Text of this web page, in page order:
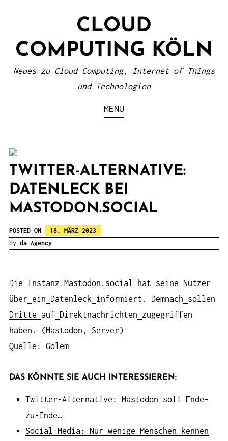
CLOUD
COMPUTING KÖLN
Neues zu Cloud Computing, Internet of Things
und Technologien
MENU
TWITTER-ALTERNATIVE:
DATENLECK BEI
MASTODON.SOCIAL
POSTED ON
18. MÄRZ 2023
by da Agency
Die Instanz Mastodon.social hat seine Nutzer
über ein Datenleck informiert. Demnach
sollen
Dritte
auf Direktnachrichten
zugegriffen
haben. (Mastodon, Server)
Quelle: Golem
DAS KÖNNTE SIE AUCH INTERESSIEREN:
Twitter-Alternative: Mastodon soll Ende-
zu-Ende…
Social-Media: Nur wenige Menschen kennen